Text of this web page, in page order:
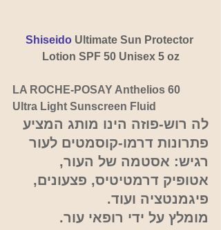
Shiseido Ultimate Sun Protector
Lotion SPF 50 Unisex 5 oz
LA ROCHE-POSAY Anthelios 60
Ultra Light Sunscreen Fluid
לה רוש-פוזה הינו מותג המציע
פתרונות דרמו-קוסמטים לעור
רגיש: אסטמה של העור,
אטופיק דרמטיטיס, פצעונים,
פיגמנטציה ועוד.
מומלץ על ידי רופאי עור.